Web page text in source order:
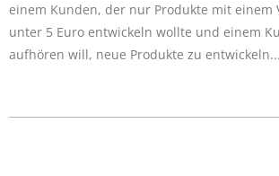
einem Kunden, der nur Produkte mit einem
unter 5 Euro entwickeln wollte und einem
aufhören will, neue Produkte zu entwickeln...